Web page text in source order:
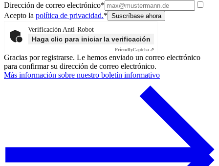
Dirección de correo electrónico*
Acepto la política de privacidad.*
Verificación Anti-Robot
Haga clic para iniciar la verificación
FriendlyCaptcha ⇗
Gracias por registrarse. Le hemos enviado un correo electrónico
para confirmar su dirección de correo electrónico.
Más información sobre nuestro boletín informativo